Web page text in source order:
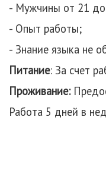
- Мужчины от 21
- Опыт работы;
- Знание языка не
Питание: За счет
Проживание:
Работа 5 дней в